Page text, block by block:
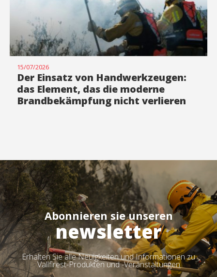
15/07/2026
Der Einsatz von Handwerkzeugen:
das Element, das die moderne
Brandbekämpfung nicht verlieren
Abonnieren sie unseren
newsletter
Erhalten Sie alle Neuigkeiten und Informationen zu
Vallfirest-Produkten und -Veranstaltungen